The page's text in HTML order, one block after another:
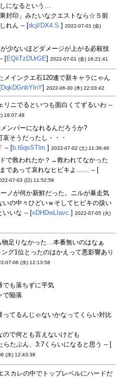
になるという…
果封印」みたいなクエストなら☆５前
れん -- [dcjl/DX4.S. ] 2022-07-01 (金)
少ないほどダメージが上がる必殺技
[EQiiTzDUrGE] 2022-07-01 (金) 16:21:41
メインクエ石120連で新キャラにゃん
DqkDGnbYlnY] 2022-06-30 (木) 22:03:42
リニでるといつも面白くてずるいわ --
18:07:48
ンバーになれるんだろうか?
そうだったし・・・
-- [b.t6qsSTlm.] 2022-07-02 (土) 11:36:46
で救われたか？→救われてなかった
であって哀れなヒビキよ…… -- [
07-03 (日) 11:52:58
ノが何か新鮮だった。ニルが暴走気
いの中々ひどいｗそしてヒビキの扱い
いいな -- [xDHDwLIavc.] 2022-07-05 (火)
物足りなかった…本番無いのはなぁ
グ1位とったのはかえって悪影響あり
07-06 (水) 12:13:58
も落ちずに平気
で陥落
ってるんじゃないかなってくらい対比
ので何とも言えないけども
らたぶん、3:7くらいになると思う -- [
(水) 12:43:38
スカレの中でトップレベルにハードだ